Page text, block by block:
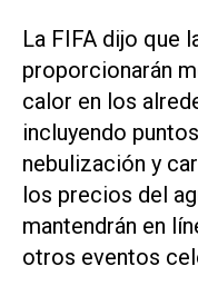
La FIFA dijo que
proporcionarán
calor en los
incluyendo
nebulización y
los precios del
mantendrán en
otros eventos